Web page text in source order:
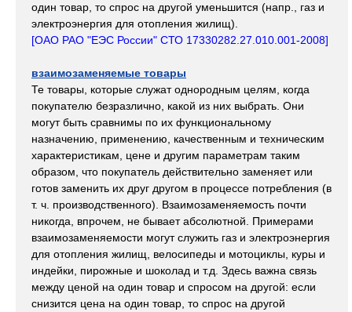
один товар, то спрос на другой уменьшится (напр., газ и
электроэнергия для отопления жилищ).
[ОАО РАО "ЕЭС России" СТО 17330282.27.010.001-2008]
взаимозаменяемые товары
Те товары, которые служат однородным целям, когда
покупателю безразлично, какой из них выбрать. Они
могут быть сравнимы по их функциональному
назначению, применению, качественным и техническим
характеристикам, цене и другим параметрам таким
образом, что покупатель действительно заменяет или
готов заменить их друг другом в процессе потребления (в
т. ч. производственного). Взаимозаменяемость почти
никогда, впрочем, не бывает абсолютной. Примерами
взаимозаменяемости могут служить газ и электроэнергия
для отопления жилищ, велосипеды и мотоциклы, куры и
индейки, пирожные и шоколад и т.д. Здесь важна связь
между ценой на один товар и спросом на другой: если
снизится цена на один товар, то спрос на другой